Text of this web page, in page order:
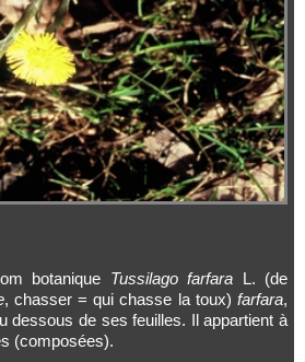
botanique Tussilago farfara L. (de
, chasser = qui chasse la toux)farfara,
dessous de ses feuilles. Il appartient à
(composées).